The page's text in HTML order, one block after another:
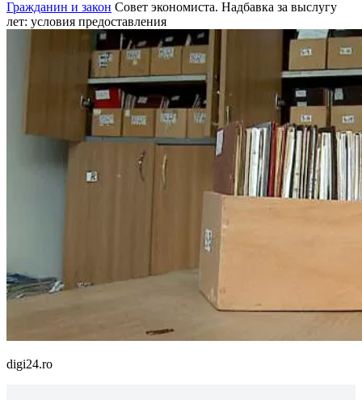
Гражданин и закон Совет экономиста. Надбавка за выслугу
лет: условия предоставления
digi24.ro